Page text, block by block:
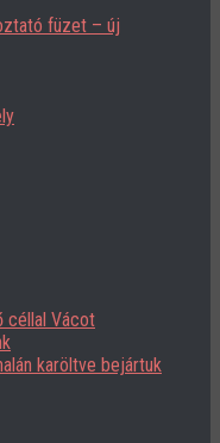
füzet – új
céllal Vácot
karöltve bejártuk